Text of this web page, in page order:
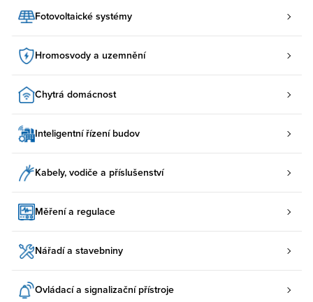
Fotovoltaické systémy
Hromosvody a uzemnění
Chytrá domácnost
Inteligentní řízení budov
Kabely, vodiče a příslušenství
Měření a regulace
Nářadí a stavebniny
Ovládací a signalizační přístroje